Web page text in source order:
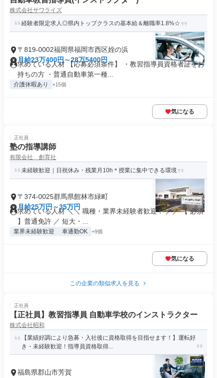
株式会社サワライズ
経験者限定求人◎県内トップクラスの基本給＆離職率1.8%☆
〒819-0002福岡県福岡市西区姪の浜
月給23万400円～28万5400円
求めている人材 【応募必須条件】 ・教習指導員資格者証をお
持ちの方 ・普通自動車第一種...
介護休暇あり +15個
気になる
正社員
塾の指導講師
有限会社 創育社
未経験歓迎｜日祝休み・残業月10h＊授業に集中できる環境
〒374-0025群馬県館林市緑町
月給25万円～35万円
求めている人材 ＼＼ 職種・業界未経験者歓迎！ ／／ 【 必須
】普通免許 ／ 短大・...
業界未経験歓迎 車通勤OK +9個
気になる
この企業の類似求人を見る
正社員
【正社員】教習指導員 自動車学校のインストラクター
株式会社昭和
【業績好調により急募・入社後に資格取得を目指せます！】運転好
き・未経験歓迎！指導員資格取得...
福島県郡山市芳賀